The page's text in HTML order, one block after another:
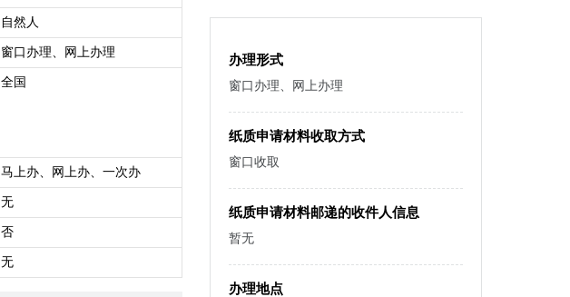
自然人
窗口办理、网上办理
全国
马上办、网上办、一次办
无
否
无
办理形式
窗口办理、网上办理
纸质申请材料收取方式
窗口收取
纸质申请材料邮递的收件人信息
暂无
办理地点